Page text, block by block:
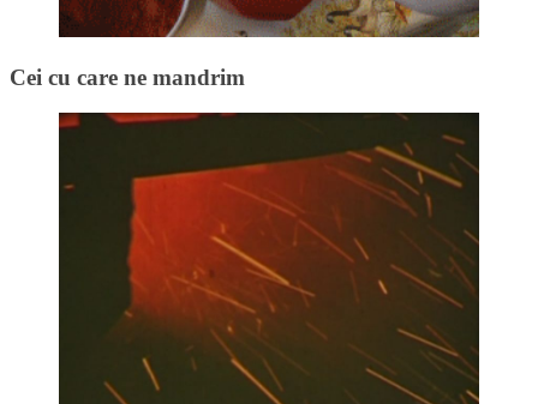
Cei cu care ne mandrim